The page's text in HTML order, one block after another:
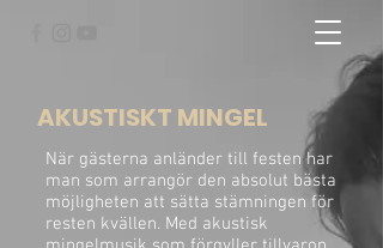
AKUSTISKT MINGEL
När gästerna anländer till festen har
man som arrangör den absolut bästa
möjligheten att sätta stämningen för
resten kvällen. Med akustisk